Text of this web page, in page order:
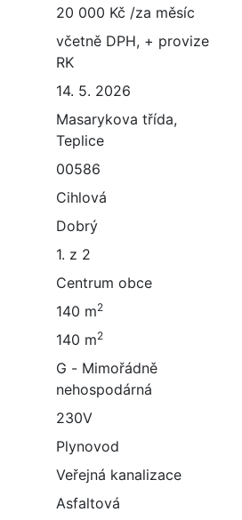
20 000 Kč /za měsíc
včetně DPH, + provize
RK
14. 5. 2026
Masarykova třída,
Teplice
00586
Cihlová
Dobrý
1. z 2
Centrum obce
140 m2
140 m2
G - Mimořádně
nehospodárná
230V
Plynovod
Veřejná kanalizace
Asfaltová